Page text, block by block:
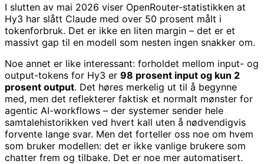
I slutten av mai 2026 viser OpenRouter-statistikken at
Hy3 har slått Claude med over 50 prosent målt i
tokenforbruk. Det er ikke en liten margin – det er et
massivt gap til en modell som nesten ingen snakker om.
Noe annet er like interessant: forholdet mellom input- og
output-tokens for Hy3 er 98 prosent input og kun 2
prosent output. Det høres merkelig ut til å begynne
med, men det reflekterer faktisk et normalt mønster for
agentic AI-workflows – der systemer sender hele
samtalehistorikken ved hvert kall uten å nødvendigvis
forvente lange svar. Men det forteller oss noe om hvem
som bruker modellen: det er ikke vanlige brukere som
chatter frem og tilbake. Det er noe mer automatisert.